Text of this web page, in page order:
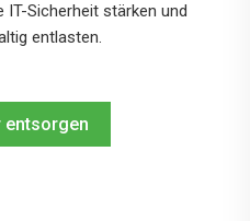
IT-Sicherheit stärken und
entlasten.
entsorgen